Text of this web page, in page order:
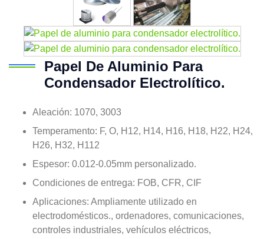
Papel De Aluminio Para
Condensador Electrolítico.
Aleación: 1070, 3003
Temperamento: F, O, H12, H14, H16, H18, H22, H24,
H26, H32, H112
Espesor: 0.012-0.05mm personalizado.
Condiciones de entrega: FOB, CFR, CIF
Aplicaciones: Ampliamente utilizado en
electrodomésticos., ordenadores, comunicaciones,
controles industriales, vehículos eléctricos,